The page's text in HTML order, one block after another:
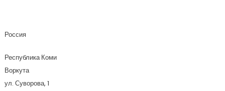
Россия
Республика Коми
Воркута
ул. Суворова, 1